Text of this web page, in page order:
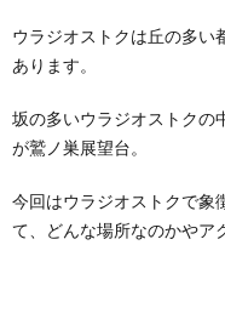
ウラジオストクは丘の多い
あります。
坂の多いウラジオストクの
が鷲ノ巣展望台。
今回はウラジオストクで象
て、どんな場所なのかやア